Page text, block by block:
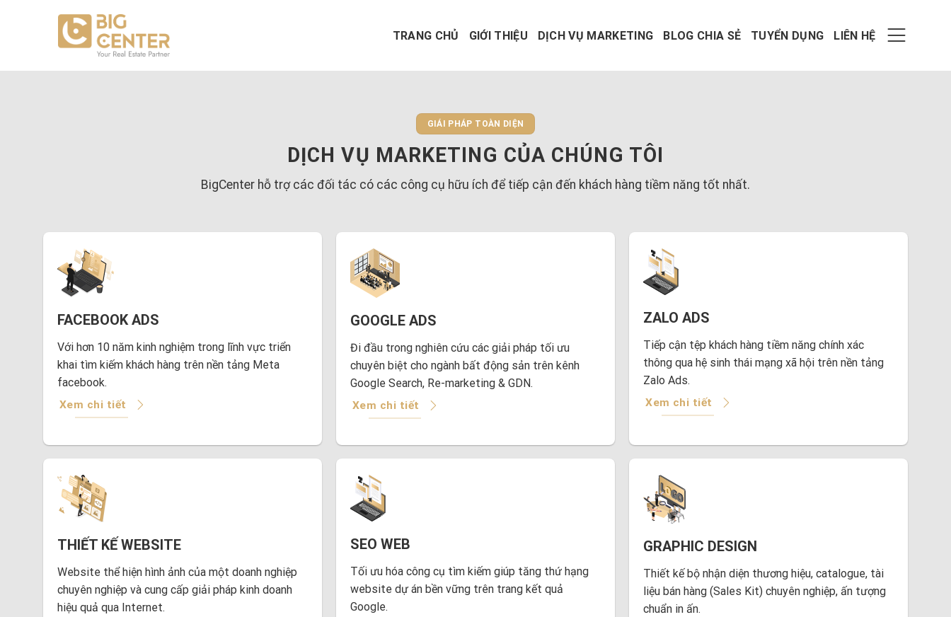
TRANG CHỦ GIỚI THIỆU DỊCH VỤ MARKETING BLOG CHIA SẺ TUYỂN DỤNG LIÊN HỆ
GIÁI PHÁP TOÀN DIỆN
DỊCH VỤ MARKETING CỦA CHÚNG TÔI
BigCenter hỗ trợ các đối tác có các công cụ hữu ích để tiếp cận đến khách hàng tiềm năng tốt nhất.
FACEBOOK ADS
Với hơn 10 năm kinh nghiệm trong lĩnh vực triển
khai tìm kiếm khách hàng trên nền tảng Meta
facebook.
Xem chi tiết
GOOGLE ADS
Đi đầu trong nghiên cứu các giải pháp tối ưu
chuyên biệt cho ngành bất động sản trên kênh
Google Search, Re-marketing & GDN.
Xem chi tiết
ZALO ADS
Tiếp cận tệp khách hàng tiềm năng chính xác
thông qua hệ sinh thái mạng xã hội trên nền tảng
Zalo Ads.
Xem chi tiết
THIẾT KẾ WEBSITE
Website thể hiện hình ảnh của một doanh nghiệp
chuyên nghiệp và cung cấp giải pháp kinh doanh
hiệu quả qua Internet.
SEO WEB
Tối ưu hóa công cụ tìm kiếm giúp tăng thứ hạng
website dự án bền vững trên trang kết quả
Google.
GRAPHIC DESIGN
Thiết kế bộ nhận diện thương hiệu, catalogue, tài
liệu bán hàng (Sales Kit) chuyên nghiệp, ấn tượng
chuẩn in ấn.